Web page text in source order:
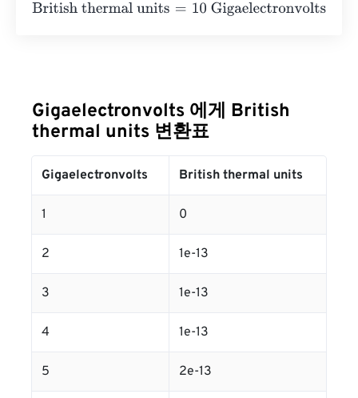
British thermal units=10 Gigaelectronvolts×
Gigaelectronvolts 에게 British
thermal units 변환표
Gigaelectronvolts British thermal units
1 0
2 1e-13
3 1e-13
4 1e-13
5 2e-13